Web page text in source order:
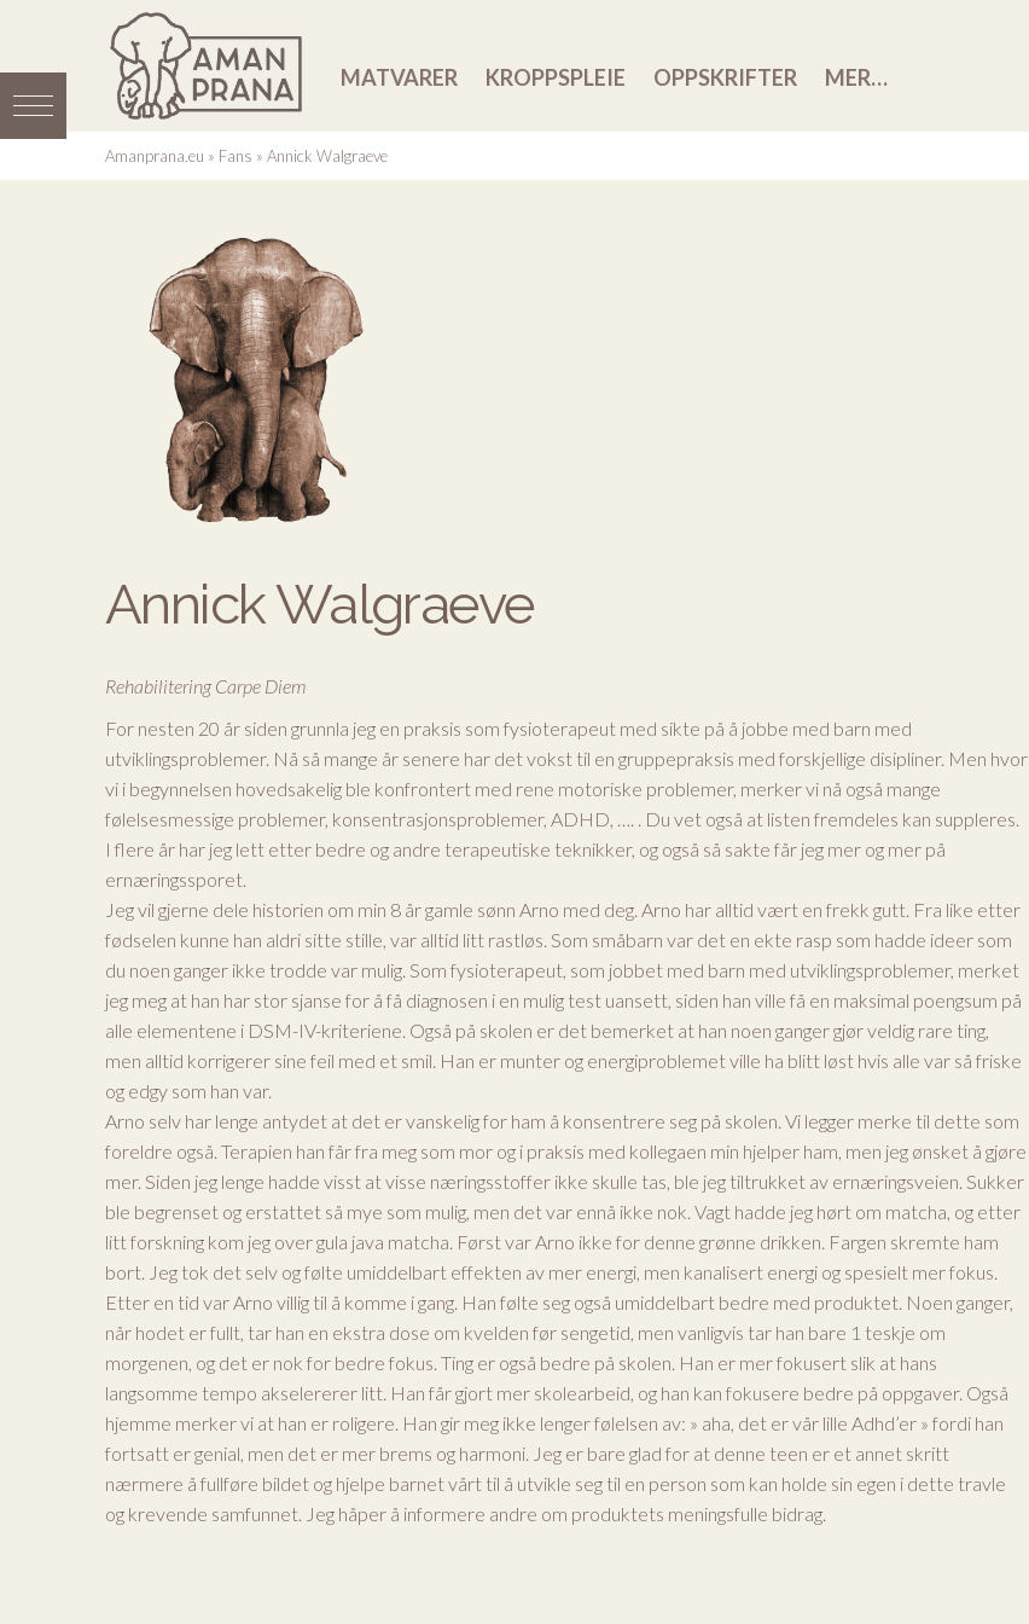
MATVARER KROPPSPLEIE OPPSKRIFTER MER…
Amanprana.eu » Fans » Annick Walgraeve
Annick Walgraeve
Rehabilitering Carpe Diem
For nesten 20 år siden grunnla jeg en praksis som fysioterapeut med sikte på å jobbe med barn med
utviklingsproblemer. Nå så mange år senere har det vokst til en gruppepraksis med forskjellige disipliner. Men hvor
vi i begynnelsen hovedsakelig ble konfrontert med rene motoriske problemer, merker vi nå også mange
følelsesmessige problemer, konsentrasjonsproblemer, ADHD, …. . Du vet også at listen fremdeles kan suppleres.
I flere år har jeg lett etter bedre og andre terapeutiske teknikker, og også så sakte får jeg mer og mer på
ernæringssporet.
Jeg vil gjerne dele historien om min 8 år gamle sønn Arno med deg. Arno har alltid vært en frekk gutt. Fra like etter
fødselen kunne han aldri sitte stille, var alltid litt rastløs. Som småbarn var det en ekte rasp som hadde ideer som
du noen ganger ikke trodde var mulig. Som fysioterapeut, som jobbet med barn med utviklingsproblemer, merket
jeg meg at han har stor sjanse for å få diagnosen i en mulig test uansett, siden han ville få en maksimal poengsum på
alle elementene i DSM-IV-kriteriene. Også på skolen er det bemerket at han noen ganger gjør veldig rare ting,
men alltid korrigerer sine feil med et smil. Han er munter og energiproblemet ville ha blitt løst hvis alle var så friske
og edgy som han var.
Arno selv har lenge antydet at det er vanskelig for ham å konsentrere seg på skolen. Vi legger merke til dette som
foreldre også. Terapien han får fra meg som mor og i praksis med kollegaen min hjelper ham, men jeg ønsket å gjøre
mer. Siden jeg lenge hadde visst at visse næringsstoffer ikke skulle tas, ble jeg tiltrukket av ernæringsveien. Sukker
ble begrenset og erstattet så mye som mulig, men det var ennå ikke nok. Vagt hadde jeg hørt om matcha, og etter
litt forskning kom jeg over gula java matcha. Først var Arno ikke for denne grønne drikken. Fargen skremte ham
bort. Jeg tok det selv og følte umiddelbart effekten av mer energi, men kanalisert energi og spesielt mer fokus.
Etter en tid var Arno villig til å komme i gang. Han følte seg også umiddelbart bedre med produktet. Noen ganger,
når hodet er fullt, tar han en ekstra dose om kvelden før sengetid, men vanligvis tar han bare 1 teskje om
morgenen, og det er nok for bedre fokus. Ting er også bedre på skolen. Han er mer fokusert slik at hans
langsomme tempo akselererer litt. Han får gjort mer skolearbeid, og han kan fokusere bedre på oppgaver. Også
hjemme merker vi at han er roligere. Han gir meg ikke lenger følelsen av: » aha, det er vår lille Adhd’er » fordi han
fortsatt er genial, men det er mer brems og harmoni. Jeg er bare glad for at denne teen er et annet skritt
nærmere å fullføre bildet og hjelpe barnet vårt til å utvikle seg til en person som kan holde sin egen i dette travle
og krevende samfunnet. Jeg håper å informere andre om produktets meningsfulle bidrag.